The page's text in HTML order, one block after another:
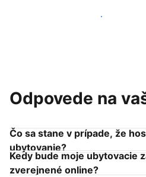
Pridať sa k podobným
Odpovede na
Čo sa stane v prípade, že
ubytovanie?
Kedy bude moje ubytovacie
zverejnené online?